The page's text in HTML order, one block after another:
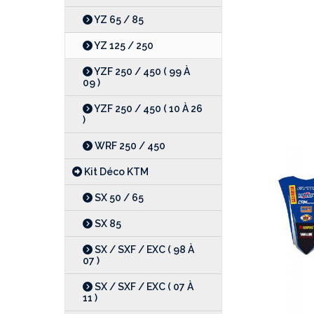
YZ 65 / 85
YZ 125 / 250
YZF 250 / 450 ( 99 À
09 )
YZF 250 / 450 ( 10 À 26
)
WRF 250 / 450
Kit Déco KTM
SX 50 / 65
SX 85
SX / SXF / EXC ( 98 À
07 )
SX / SXF / EXC ( 07 À
11 )